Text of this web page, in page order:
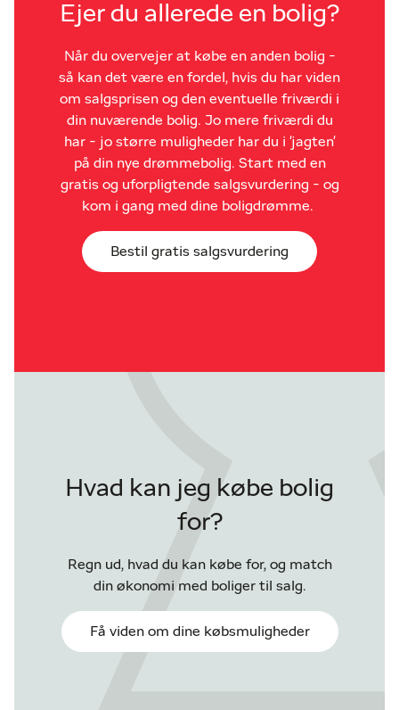
Ejer du allerede en bolig?
Når du overvejer at købe en anden bolig -
så kan det være en fordel, hvis du har viden
om salgsprisen og den eventuelle friværdi i
din nuværende bolig. Jo mere friværdi du
har - jo større muligheder har du i 'jagten'
på din nye drømmebolig. Start med en
gratis og uforpligtende salgsvurdering - og
kom i gang med dine boligdrømme.
Bestil gratis salgsvurdering
Hvad kan jeg købe bolig
for?
Regn ud, hvad du kan købe for, og match
din økonomi med boliger til salg.
Få viden om dine købsmuligheder